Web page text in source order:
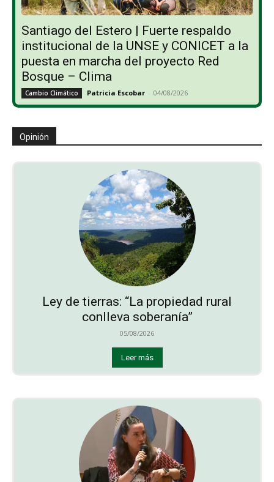
Santiago del Estero | Fuerte respaldo
institucional de la UNSE y CONICET a la
puesta en marcha del proyecto Red
Bosque – Clima
Cambio Climático Patricia Escobar - 04/08/2026
Opinión
Ley de tierras: “La propiedad rural
conlleva soberanía”
05/08/2026
Leer más